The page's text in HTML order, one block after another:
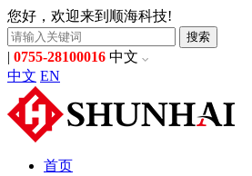
您好，欢迎来到顺海科技!
搜索
| 0755-28100016 中文
中文 EN
首页